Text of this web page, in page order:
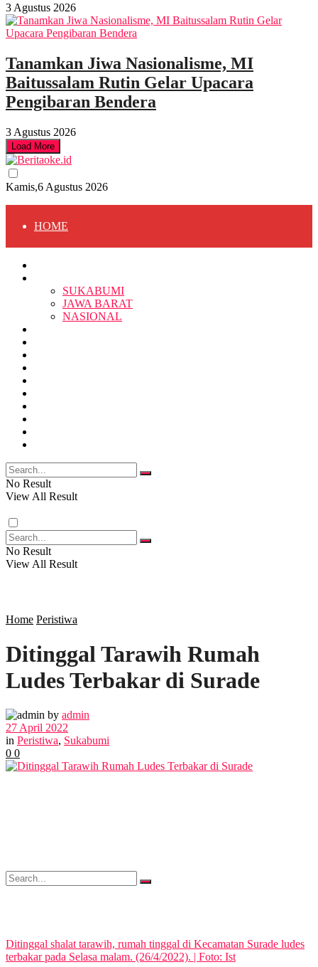
3 Agustus 2026
Tanamkan Jiwa Nasionalisme, MI
Baitussalam Rutin Gelar Upacara
Pengibaran Bendera
3 Agustus 2026
Load More
Kamis,6 Agustus 2026
HOME
SUKABUMI
PENDIDIKAN
SOSOK
POLITIK
OPINI
View All Result
SUKABUMI
JAWA BARAT
NASIONAL
No Result
View All Result
No Result
View All Result
Home Peristiwa
Ditinggal Tarawih Rumah
Ludes Terbakar di Surade
by admin
27 April 2022
in Peristiwa, Sukabumi
0 0
Ditinggal shalat tarawih, rumah tinggal di Kecamatan Surade ludes
terbakar pada Selasa malam. (26/4/2022). | Foto: Ist